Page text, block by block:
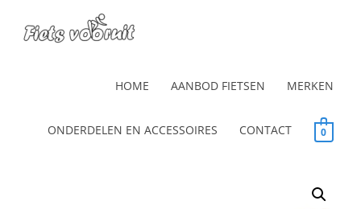
HOME AANBOD FIETSEN MERKEN
ONDERDELEN EN ACCESSOIRES CONTACT 0